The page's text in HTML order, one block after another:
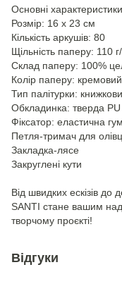
Основні
Розмір: 16 х 23 см
Кількість аркушів: 80
Щільність паперу: 110
Склад паперу: 100%
Колір паперу: кремовий
Тип палітурки:
Обкладинка: тверда
Фіксатор: еластична
Петля-тримач для
Закладка-лясе
Закруглені кути
Від швидких ескізів до
SANTI стане вашим
творчому проєкті!
Відгуки